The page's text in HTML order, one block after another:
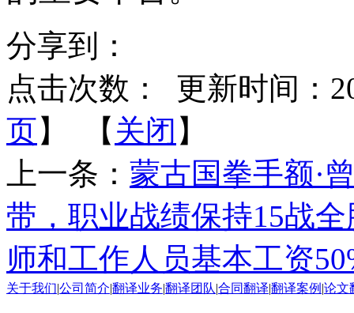
分享到：
点击次数：
更新时间：
页】 【 关闭 】
上一条： 蒙古国拳手额·
带，职业战绩保持15战全
师和工作人员基本工资
关于我们 公司简介 翻译业务 翻译团队 合同翻译 翻译案例 论文